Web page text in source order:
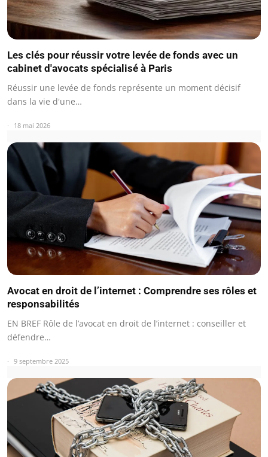
Les clés pour réussir votre levée de fonds avec un
cabinet d'avocats spécialisé à Paris
Réussir une levée de fonds représente un moment décisif
dans la vie d'une…
18 mai 2026
Avocat en droit de l’internet : Comprendre ses rôles et
responsabilités
EN BREF Rôle de l’avocat en droit de l’internet : conseiller et
défendre…
9 septembre 2025